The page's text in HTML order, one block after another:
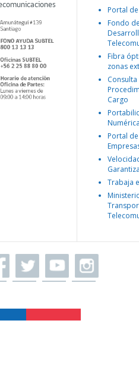
Portal
Fondo
Fibra
zonas
Consulta
Cargo
Portal
Trabaja